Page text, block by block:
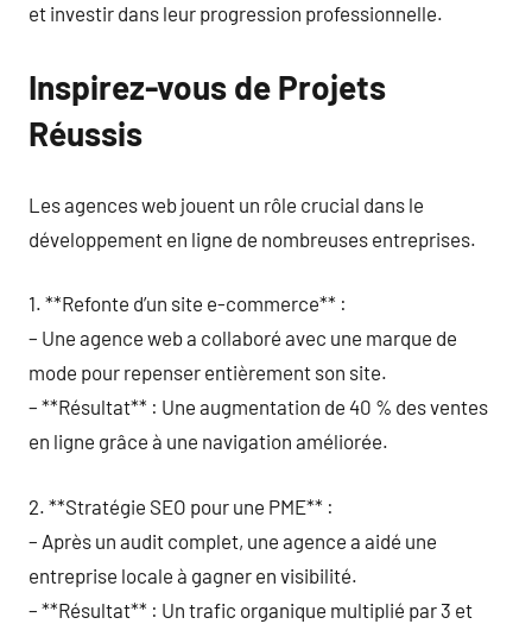
et investir dans leur progression professionnelle.
Inspirez-vous de Projets
Réussis
Les agences web jouent un rôle crucial dans le
développement en ligne de nombreuses entreprises.
1. **Refonte d’un site e-commerce** :
– Une agence web a collaboré avec une marque de
mode pour repenser entièrement son site.
– **Résultat** : Une augmentation de 40 % des ventes
en ligne grâce à une navigation améliorée.
2. **Stratégie SEO pour une PME** :
– Après un audit complet, une agence a aidé une
entreprise locale à gagner en visibilité.
– **Résultat** : Un trafic organique multiplié par 3 et